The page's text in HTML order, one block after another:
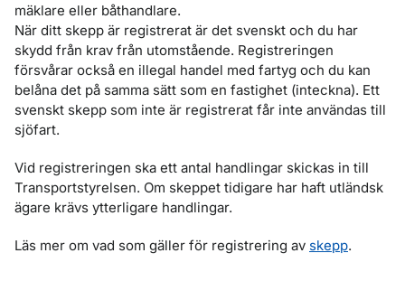
mäklare eller båthandlare.
När ditt skepp är registrerat är det svenskt och du har
skydd från krav från utomstående. Registreringen
försvårar också en illegal handel med fartyg och du kan
belåna det på samma sätt som en fastighet (inteckna). Ett
svenskt skepp som inte är registrerat får inte användas till
sjöfart.
Vid registreringen ska ett antal handlingar skickas in till
Transportstyrelsen. Om skeppet tidigare har haft utländsk
ägare krävs ytterligare handlingar.
Läs mer om vad som gäller för registrering av skepp.